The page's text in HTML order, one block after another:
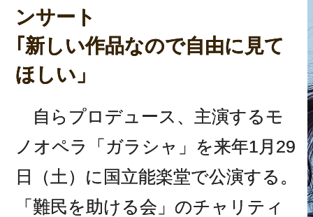
ンサート
｢新しい作品なので自由に見て
ほしい」
自らプロデュース、主演するモ
ノオペラ「ガラシャ」を来年1月29
日（土）に国立能楽堂で公演する。
「難民を助ける会」のチャリティ